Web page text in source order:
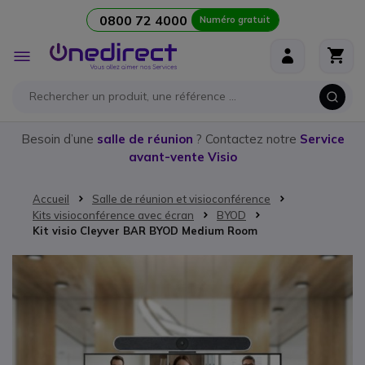
0800 72 4000 Numéro gratuit
Affichage
navigation
Besoin d’une salle de réunion ? Contactez notre Service
avant-vente Visio
Accueil
Salle de réunion et visioconférence
Kits visioconférence avec écran
BYOD
Kit visio Cleyver BAR BYOD Medium Room
Passer à la fin de la galerie d’images